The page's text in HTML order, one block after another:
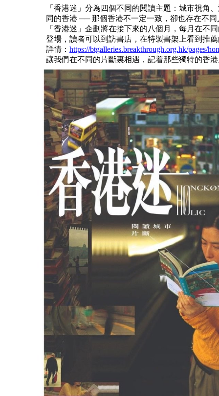
「香港迷」分為四個不同的閱讀主題：城市視角
同的香港 ── 那個香港不一定一致，卻也存在不
「香港迷」企劃將在接下來的八個月，每月在不
登場，讀者可以到訪書店，在特製書架上看到推
詳情： https://btgalleries.breakthrough.org.hk/pages/
讓我們在不同的片斷裏相遇，記着那些獨特的香